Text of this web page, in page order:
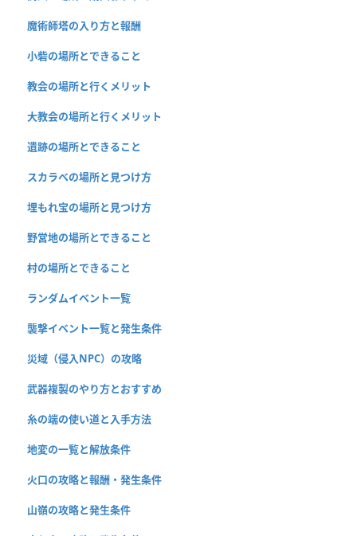
魔術師塔の入り方と報酬
小砦の場所とできること
教会の場所と行くメリット
大教会の場所と行くメリット
遺跡の場所とできること
スカラベの場所と見つけ方
埋もれ宝の場所と見つけ方
野営地の場所とできること
村の場所とできること
ランダムイベント一覧
襲撃イベント一覧と発生条件
災域（侵入NPC）の攻略
武器複製のやり方とおすすめ
糸の端の使い道と入手方法
地変の一覧と解放条件
火口の攻略と報酬・発生条件
山嶺の攻略と発生条件